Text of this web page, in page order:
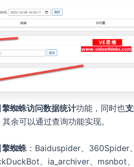
蜘蛛访问数据统计功能，同时也
余可以通过查询功能实现。
蜘蛛 ：Baiduspider、
、ia_archiver、msnbot